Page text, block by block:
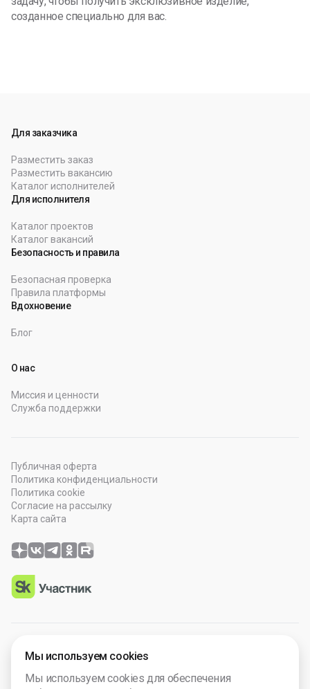
созданное специально для вас.
Для заказчика
Разместить заказ
Разместить вакансию
Каталог исполнителей
Для исполнителя
Каталог проектов
Каталог вакансий
Безопасность и правила
Безопасная проверка
Правила платформы
Вдохновение
Блог
О нас
Миссия и ценности
Служба поддержки
Публичная оферта
Политика конфиденциальности
Политика cookie
Согласие на рассылку
Карта сайта
© 2026 OOO “Просто Гений”. Все права защищены.
№ 2025665571. Компания включена в Реест Малых
Мы используем cookies
Мы используем cookies для обеспечения